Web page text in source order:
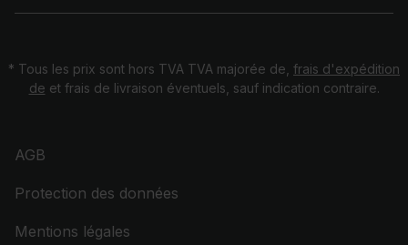
* Tous les prix sont hors TVA TVA majorée de, frais d'expédition
de et frais de livraison éventuels, sauf indication contraire.
AGB
Protection des données
Mentions légales